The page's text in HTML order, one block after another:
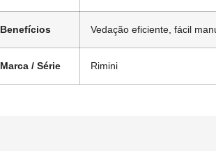
Benefícios Vedação eficiente, fácil
Marca / Série Rimini